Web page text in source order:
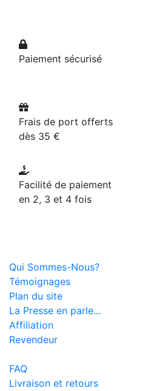
Paiement sécurisé
Frais de port offerts
dès 35 €
Facilité de paiement
en 2, 3 et 4 fois
Qui Sommes-Nous?
Témoignages
Plan du site
La Presse en parle...
Affiliation
Revendeur
FAQ
Livraison et retours